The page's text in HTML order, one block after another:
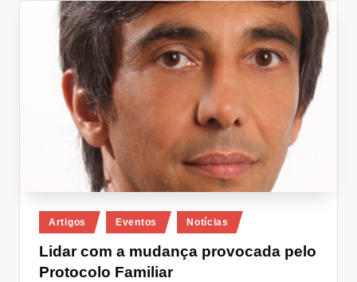
Posted
in
Artigos Eventos Notícias
Lidar com a mudança provocada pelo
Protocolo Familiar